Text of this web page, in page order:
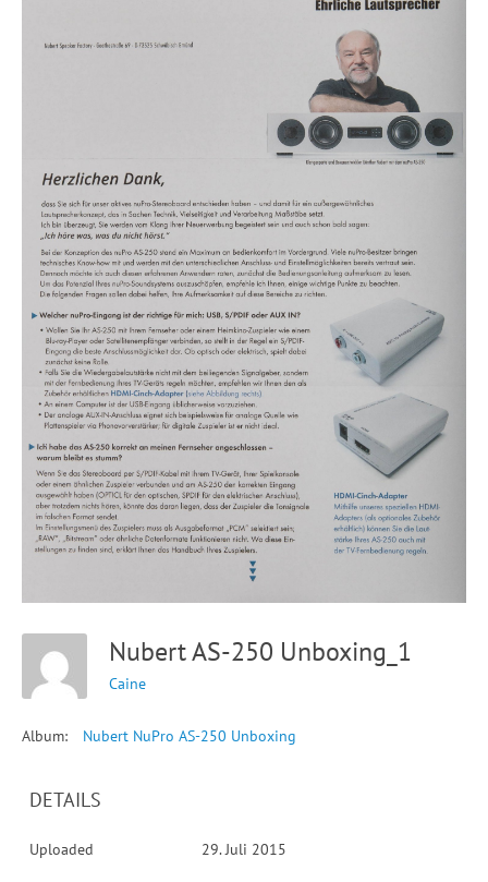
Nubert AS-250 Unboxing_1
Caine
Album: Nubert NuPro AS-250 Unboxing
DETAILS
Uploaded 29. Juli 2015